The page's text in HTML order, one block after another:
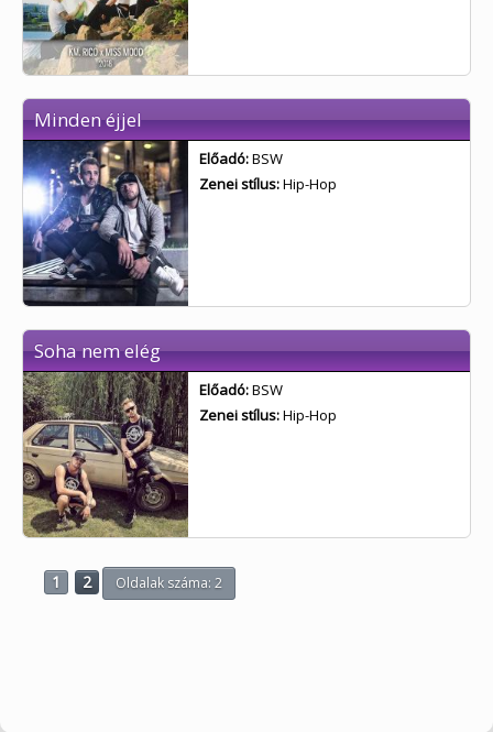
Minden éjjel
Előadó:BSW
Zenei stílus:Hip-Hop
Soha nem elég
Előadó:BSW
Zenei stílus:Hip-Hop
1 2 Oldalak száma: 2